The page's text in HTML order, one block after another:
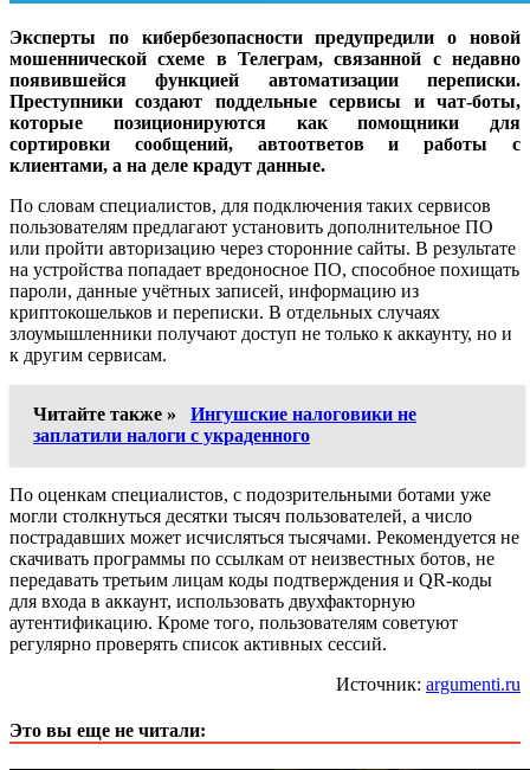
Эксперты по кибербезопасности предупредили о новой
мошеннической схеме в Телеграм, связанной с недавно
появившейся функцией автоматизации переписки.
Преступники создают поддельные сервисы и чат-боты,
которые позиционируются как помощники для
сортировки сообщений, автоответов и работы с
клиентами, а на деле крадут данные.
По словам специалистов, для подключения таких сервисов
пользователям предлагают установить дополнительное ПО
или пройти авторизацию через сторонние сайты. В результате
на устройства попадает вредоносное ПО, способное похищать
пароли, данные учётных записей, информацию из
криптокошельков и переписки. В отдельных случаях
злоумышленники получают доступ не только к аккаунту, но и
к другим сервисам.
Читайте также »
Ингушские налоговики не
заплатили налоги с украденного
По оценкам специалистов, с подозрительными ботами уже
могли столкнуться десятки тысяч пользователей, а число
пострадавших может исчисляться тысячами. Рекомендуется не
скачивать программы по ссылкам от неизвестных ботов, не
передавать третьим лицам коды подтверждения и QR-коды
для входа в аккаунт, использовать двухфакторную
аутентификацию. Кроме того, пользователям советуют
регулярно проверять список активных сессий.
Источник: argumenti.ru
Это вы еще не читали: